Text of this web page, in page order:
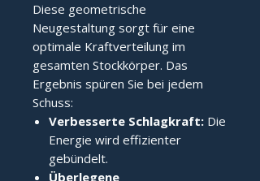
Diese geometrische
Neugestaltung sorgt für eine
optimale Kraftverteilung im
gesamten Stockkörper. Das
Ergebnis spüren Sie bei jedem
Schuss:
Verbesserte Schlagkraft: Die
Energie wird effizienter
gebündelt.
Überlegene